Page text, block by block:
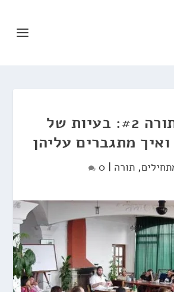
לימוד תורה #2: בעיות של
מתגברים עליהן
,תורה |
0